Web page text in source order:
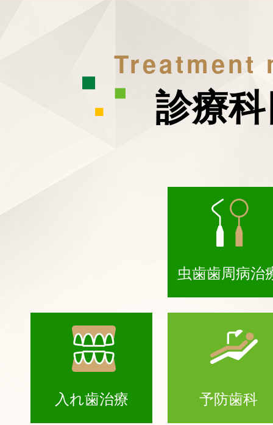
Treatment
診療
虫歯歯周病治
入れ歯治療 予防歯科